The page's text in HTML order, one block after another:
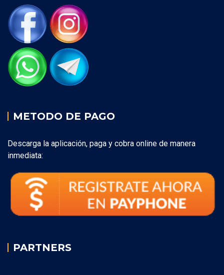
METODO DE PAGO
Descarga la aplicación, paga y cobra online de manera
inmediata:
PARTNERS